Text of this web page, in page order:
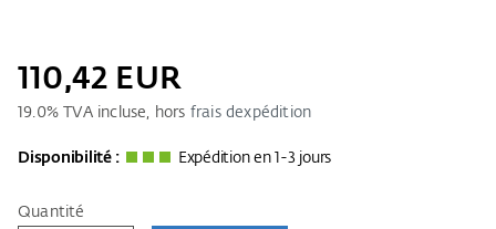
110,42 EUR
19.0% TVA incluse, hors frais dexpédition
Disponibilité : Expédition en 1-3 jours
Quantité